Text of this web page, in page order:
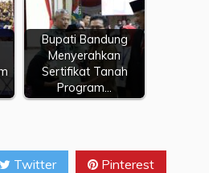
Bupati Bandung
Menyerahkan
Sertifikat Tanah
Program…
Twitter Pinterest